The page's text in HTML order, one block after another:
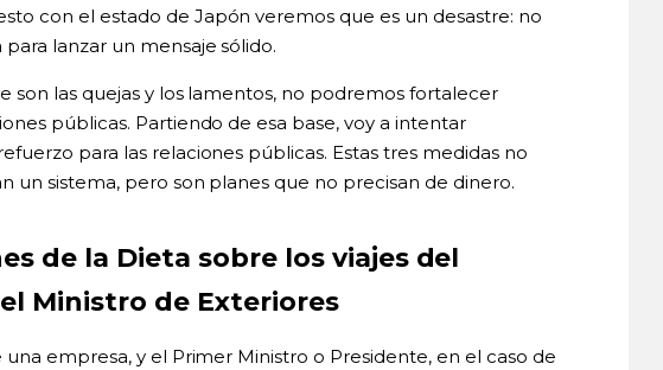
con el estado de Japón veremos que es un desastre: no
lanzar un mensaje sólido.
son las quejas y los lamentos, no podremos fortalecer
públicas. Partiendo de esa base, voy a intentar
para las relaciones públicas. Estas tres medidas no
un sistema, pero son planes que no precisan de dinero.
de la Dieta sobre los viajes del
Ministro de Exteriores
empresa, y el Primer Ministro o Presidente, en el caso de